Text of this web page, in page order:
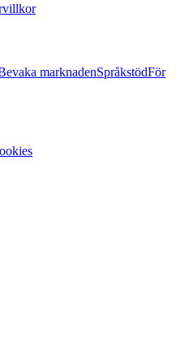
marknadenSpråkstödFör